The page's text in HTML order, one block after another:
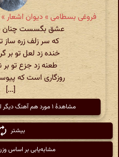
فروغی بسطامی » دیوان اشعار »
عشق بگسست چنان
که سر زلف زره ساز
خنده زد لعل تو بر
طعنه زد جزع تو بر
روزگاری است که
[...]
مشاهدهٔ ۱ مورد هم آهنگ دیگر از فروغی بسطامی
بیشتر
مشابه‌یابی بر اساس